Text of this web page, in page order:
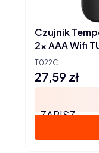
T022C
Czujnik
2x AAA Wifi
Cena
27,59 zł
ZAPISZ